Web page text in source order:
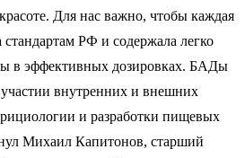
Для нас важно, чтобы каждая
стандартам РФ и содержала легко
в эффективных дозировках. БАДы
внутренних и внешних
и разработки пищевых
Михаил Капитонов, старший